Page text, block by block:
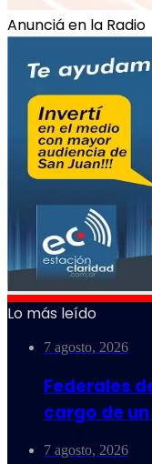
Anunciá en la Radio
Lo más leído
7 agosto, 2026
Federales
cargo de
7 agosto, 2026